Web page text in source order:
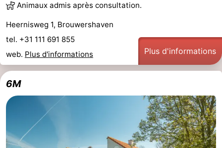
Animaux admis après consultation.
Heernisweg 1, Brouwershaven
tel. +31 111 691 855
web. Plus d'informations Plus d'informations
6M